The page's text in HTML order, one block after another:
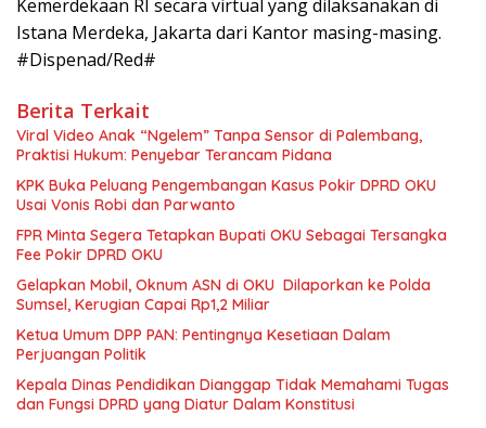
Kemerdekaan RI secara virtual yang dilaksanakan di
Istana Merdeka, Jakarta dari Kantor masing-masing.
#Dispenad/Red#
Berita Terkait
Viral Video Anak “Ngelem” Tanpa Sensor di Palembang,
Praktisi Hukum: Penyebar Terancam Pidana
KPK Buka Peluang Pengembangan Kasus Pokir DPRD OKU
Usai Vonis Robi dan Parwanto
FPR Minta Segera Tetapkan Bupati OKU Sebagai Tersangka
Fee Pokir DPRD OKU
Gelapkan Mobil, Oknum ASN di OKU Dilaporkan ke Polda
Sumsel, Kerugian Capai Rp1,2 Miliar
Ketua Umum DPP PAN: Pentingnya Kesetiaan Dalam
Perjuangan Politik
Kepala Dinas Pendidikan Dianggap Tidak Memahami Tugas
dan Fungsi DPRD yang Diatur Dalam Konstitusi